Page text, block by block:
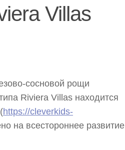
Villas
сосновой рощи
Riviera Villas находится
https://cleverkids-
на всестороннее развитие